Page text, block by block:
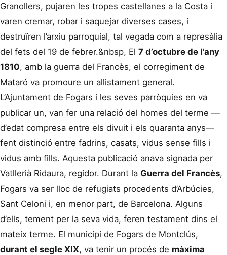
Granollers, pujaren les tropes castellanes a la Costa i
varen cremar, robar i saquejar diverses cases, i
destruïren l’arxiu parroquial, tal vegada com a represàlia
del fets del 19 de febrer.&nbsp, El 7 d’octubre de l’any
1810, amb la guerra del Francès, el corregiment de
Mataró va promoure un allistament general.
L’Ajuntament de Fogars i les seves parròquies en va
publicar un, van fer una relació del homes del terme —
d’edat compresa entre els divuit i els quaranta anys—
fent distinció entre fadrins, casats, vidus sense fills i
vidus amb fills. Aquesta publicació anava signada per
Vatllerià Ridaura, regidor. Durant la Guerra del Francès,
Fogars va ser lloc de refugiats procedents d’Arbúcies,
Sant Celoni i, en menor part, de Barcelona. Alguns
d’ells, tement per la seva vida, feren testament dins el
mateix terme. El municipi de Fogars de Montclús,
durant el segle XIX, va tenir un procés de màxima